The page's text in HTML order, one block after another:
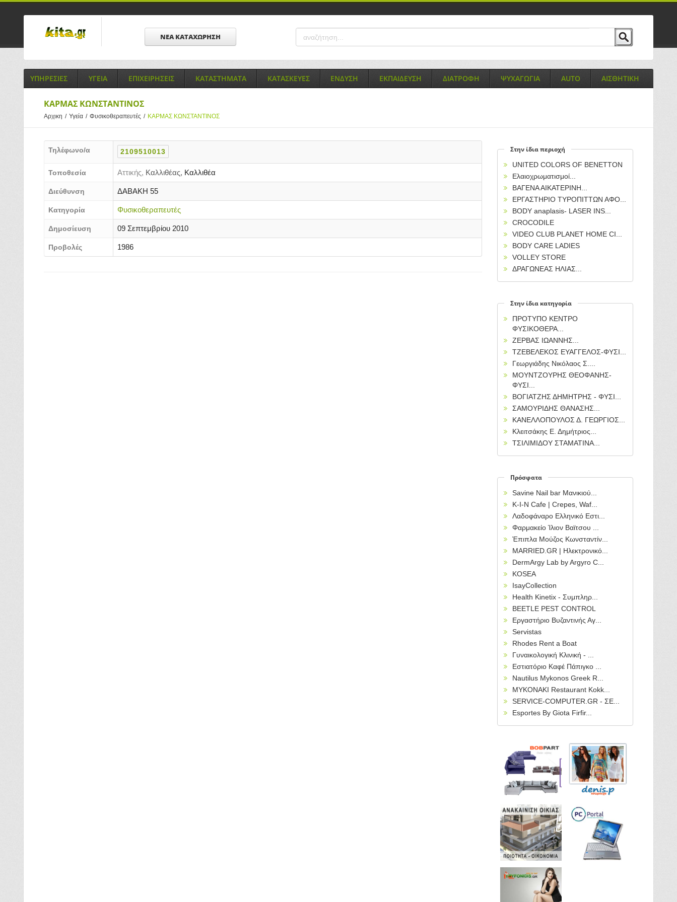
ΝΕΑ ΚΑΤΑΧΩΡΗΣΗ
ΥΠΗΡΕΣΙΕΣ ΥΓΕΙΑ ΕΠΙΧΕΙΡΗΣΕΙΣ ΚΑΤΑΣΤΗΜΑΤΑ ΚΑΤΑΣΚΕΥΕΣ ΕΝΔΥΣΗ ΕΚΠΑΙΔΕΥΣΗ ΔΙΑΤΡΟΦΗ ΨΥΧΑΓΩΓΙΑ AUTO ΑΙΣΘΗΤΙΚΗ
ΚΑΡΜΑΣ ΚΩΝΣΤΑΝΤΙΝΟΣ
Αρχικη / Υγεία / Φυσικοθεραπευτές / ΚΑΡΜΑΣ ΚΩΝΣΤΑΝΤΙΝΟΣ
Τηλέφωνο/α 2109510013
Τοποθεσία Αττικής, Καλλιθέας, Καλλιθέα
Διεύθυνση ΔΑΒΑΚΗ 55
Κατηγορία Φυσικοθεραπευτές
Δημοσίευση 09 Σεπτεμβρίου 2010
Προβολές 1986
Στην ίδια περιοχή
UNITED COLORS OF BENETTON
Ελαιοχρωματισμοί...
ΒΑΓΕΝΑ ΑΙΚΑΤΕΡΙΝΗ...
ΕΡΓΑΣΤΗΡΙΟ ΤΥΡΟΠΙΤΤΩΝ ΑΦΟ...
BODY anaplasis- LASER INS...
CROCODILE
VIDEO CLUB PLANET HOME CI...
BODY CARE LADIES
VOLLEY STORE
ΔΡΑΓΩΝΕΑΣ ΗΛΙΑΣ...
Στην ίδια κατηγορία
ΠΡΟΤΥΠΟ ΚΕΝΤΡΟ
ΦΥΣΙΚΟΘΕΡΑ...
ΖΕΡΒΑΣ ΙΩΑΝΝΗΣ...
ΤΖΕΒΕΛΕΚΟΣ ΕΥΑΓΓΕΛΟΣ-ΦΥΣΙ...
Γεωργιάδης Νικόλαος Σ....
ΜΟΥΝΤΖΟΥΡΗΣ ΘΕΟΦΑΝΗΣ-
ΦΥΣΙ...
ΒΟΓΙΑΤΖΗΣ ΔΗΜΗΤΡΗΣ - ΦΥΣΙ...
ΣΑΜΟΥΡΙΔΗΣ ΘΑΝΑΣΗΣ...
ΚΑΝΕΛΛΟΠΟΥΛΟΣ Δ. ΓΕΩΡΓΙΟΣ...
Κλειτσάκης Ε. Δημήτριος...
ΤΣΙΛΙΜΙΔΟΥ ΣΤΑΜΑΤΙΝΑ...
Πρόσφατα
Savine Nail bar Μανικιού...
Κ-Ι-Ν Cafe | Crepes, Waf...
Λαδοφάναρο Ελληνικό Εστι...
Φαρμακείο Ίλιον Βαϊτσου ...
Έπιπλα Μούζος Κωνσταντίν...
MARRIED.GR | Ηλεκτρονικό...
DermArgy Lab by Argyro C...
KOSEA
IsayCollection
Health Kinetix - Συμπληρ...
BEETLE PEST CONTROL
Εργαστήριο Βυζαντινής Αγ...
Servistas
Rhodes Rent a Boat
Γυναικολογική Κλινική - ...
Εστιατόριο Καφέ Πάπιγκο ...
Nautilus Mykonos Greek R...
MYKONAKI Restaurant Kokk...
SERVICE-COMPUTER.GR - ΣΕ...
Esportes By Giota Firfir...